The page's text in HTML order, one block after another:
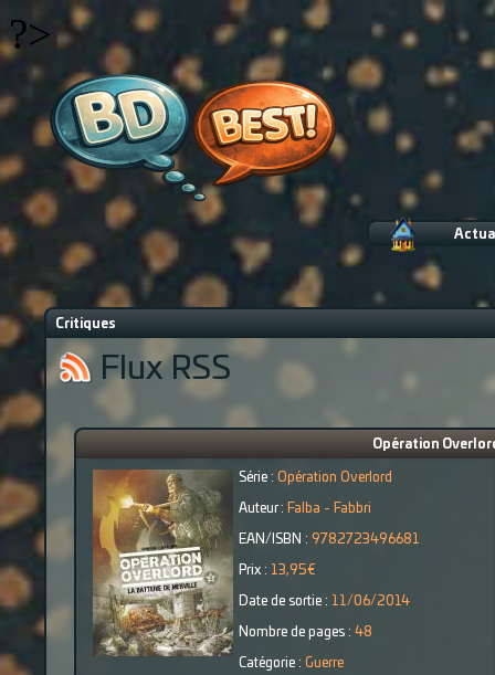
?>
Critiques
Flux RSS
Opération
Série : Opération Overlord
Auteur : Falba - Fabbri
EAN/ISBN : 9782723496681
Prix : 13,95€
Date de sortie : 11/06/2014
Nombre de pages : 48
Catégorie : Guerre